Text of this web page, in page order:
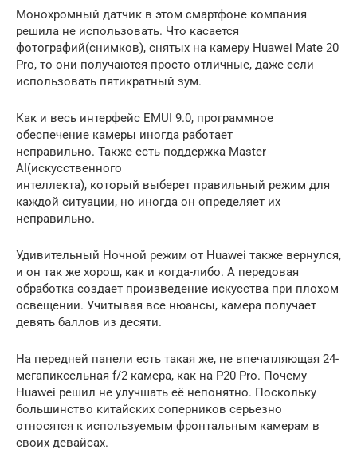
Монохромный датчик в этом смартфоне компания
решила не использовать. Что касается
фотографий(снимков), снятых на камеру Huawei Mate 20
Pro, то они получаются просто отличные, даже если
использовать пятикратный зум.
Как и весь интерфейс EMUI 9.0, программное
обеспечение камеры иногда работает
неправильно. Также есть поддержка Master
AI(искусственного
интеллекта), который выберет правильный режим для
каждой ситуации, но иногда он определяет их
неправильно.
Удивительный Ночной режим от Huawei также вернулся,
и он так же хорош, как и когда-либо. А передовая
обработка создает произведение искусства при плохом
освещении. Учитывая все нюансы, камера получает
девять баллов из десяти.
На передней панели есть такая же, не впечатляющая 24-
мегапиксельная f/2 камера, как на P20 Pro. Почему
Huawei решил не улучшать её непонятно. Поскольку
большинство китайских соперников серьезно
относятся к используемым фронтальным камерам в
своих девайсах.